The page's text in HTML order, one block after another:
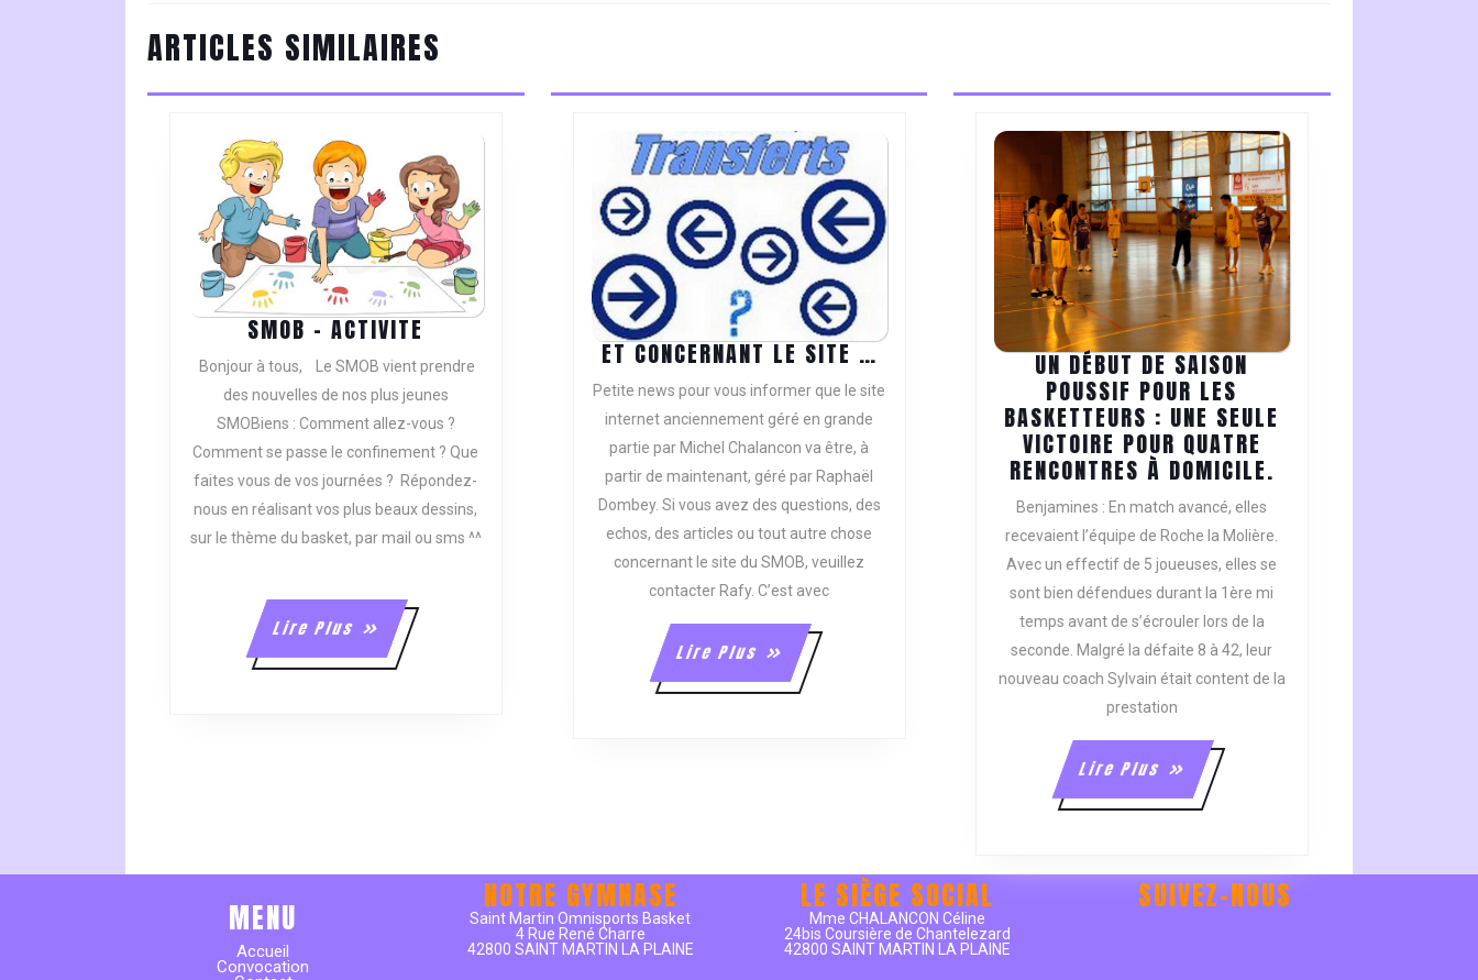
L’ARTICLE
post:
ARTICLES SIMILAIRES
SMOB – ACTIVITESMOB
–
ACTIVITE
Bonjour à tous, Le SMOB vient prendre
des nouvelles de nos plus jeunes
SMOBiens : Comment allez-vous ?
Comment se passe le confinement ? Que
faites vous de vos journées ? Répondez-
nous en réalisant vos plus beaux dessins,
sur le thème du basket, par mail ou sms ^^
Lire Plus
Lire
Plus
ET CONCERNANT LE SITE …ET
CONCERNANT
LE
Petite news pour vous informer que le site
internet anciennement géré en grande
partie par Michel Chalancon va être, à
partir de maintenant, géré par Raphaël
Dombey. Si vous avez des questions, des
echos, des articles ou tout autre chose
concernant le site du SMOB, veuillez
contacter Rafy. C’est avec
Lire Plus
Lire
Plus
UN DÉBUT DE SAISON
POUSSIF POUR LES
BASKETTEURS : UNE SEULE
VICTOIRE POUR QUATRE
RENCONTRES À DOMICILE.
SAISON
POUSSIF
:
À
DOMICILE.
Benjamines : En match avancé, elles
recevaient l’équipe de Roche la Molière.
Avec un effectif de 5 joueuses, elles se
sont bien défendues durant la 1ère mi
temps avant de s’écrouler lors de la
seconde. Malgré la défaite 8 à 42, leur
nouveau coach Sylvain était content de la
prestation
Lire Plus
Lire
Plus
MENU
Accueil
Convocation
NOTRE GYMNASE
Saint Martin Omnisports Basket
4 Rue René Charre
42800 SAINT MARTIN LA PLAINE
LE SIÈGE SOCIAL
Mme CHALANCON Céline
24bis Coursière de Chantelezard
42800 SAINT MARTIN LA PLAINE
SUIVEZ-NOUS